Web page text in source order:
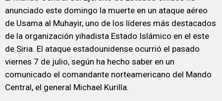
anunciado este domingo la muerte en un ataque aéreo
de Usama al Muhayir, uno de los líderes más destacados
de la organización yihadista Estado Islámico en el este
de Siria. El ataque estadounidense ocurrió el pasado
viernes 7 de julio, según ha hecho saber en un
comunicado el comandante norteamericano del Mando
Central, el general Michael Kurilla.